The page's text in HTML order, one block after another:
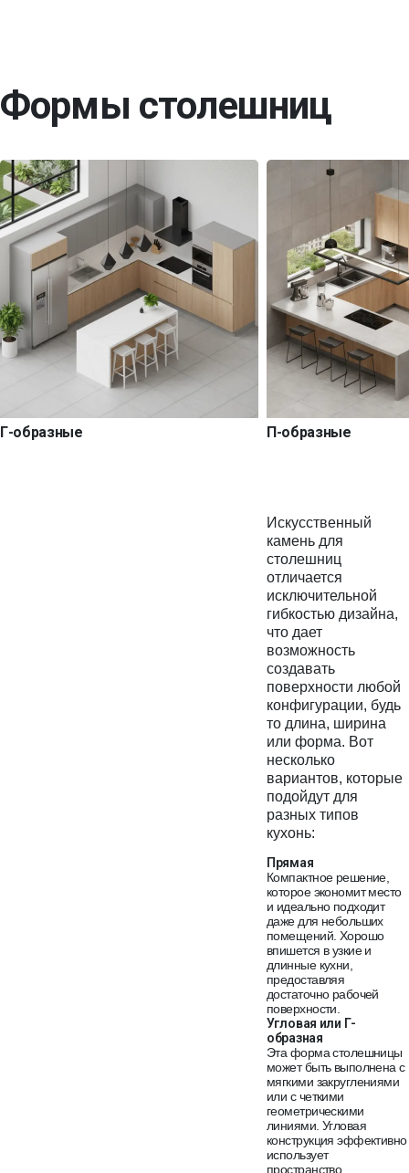
Формы столешниц
Г-образные П-образные
Искусственный
камень для
столешниц
отличается
исключительной
гибкостью дизайна,
что дает
возможность
создавать
поверхности любой
конфигурации, будь
то длина, ширина
или форма. Вот
несколько
вариантов, которые
подойдут для
разных типов
кухонь:
Прямая
Компактное решение,
которое экономит место
и идеально подходит
даже для небольших
помещений. Хорошо
впишется в узкие и
длинные кухни,
предоставляя
достаточно рабочей
поверхности.
Угловая или Г-
образная
Эта форма столешницы
может быть выполнена с
мягкими закруглениями
или с четкими
геометрическими
линиями. Угловая
конструкция эффективно
использует
пространство,